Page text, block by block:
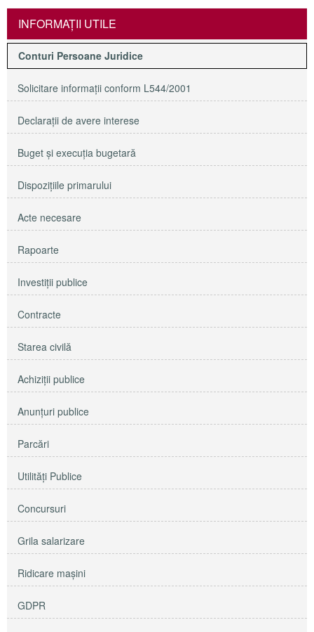
INFORMAŢII UTILE
Conturi Persoane Juridice
Solicitare informaţii conform L544/2001
Declaraţii de avere interese
Buget şi execuţia bugetară
Dispoziţiile primarului
Acte necesare
Rapoarte
Investiţii publice
Contracte
Starea civilă
Achiziţii publice
Anunţuri publice
Parcări
Utilităţi Publice
Concursuri
Grila salarizare
Ridicare maşini
GDPR